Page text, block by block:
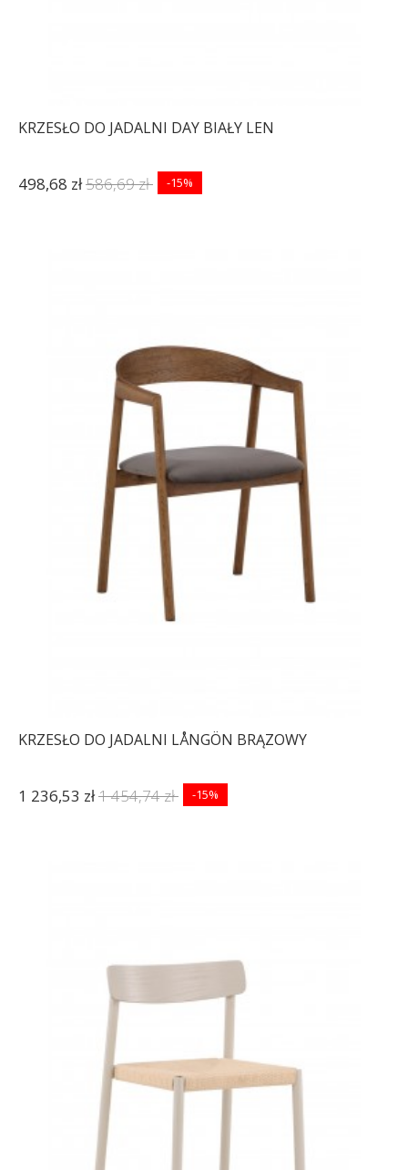
KRZESŁO DO JADALNI DAY BIAŁY LEN
498,68 zł586,69 zł -15%
KRZESŁO DO JADALNI LÅNGÖN BRĄZOWY
1 236,53 zł1 454,74 zł -15%